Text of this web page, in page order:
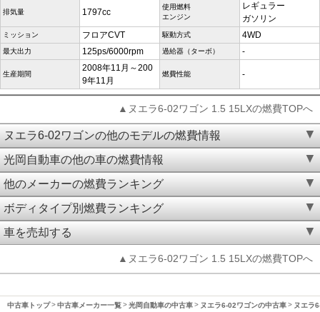
排気量 1797cc
使用燃料
エンジン
レギュラー
ガソリン
ミッション フロアCVT 駆動方式 4WD
最大出力 125ps/6000rpm 過給器（ターボ） -
生産期間
2008年11月～200
9年11月
燃費性能 -
▲ヌエラ6-02ワゴン 1.5 15LXの燃費TOPへ
ヌエラ6-02ワゴンの他のモデルの燃費情報
光岡自動車の他の車の燃費情報
他のメーカーの燃費ランキング
ボディタイプ別燃費ランキング
車を売却する
▲ヌエラ6-02ワゴン 1.5 15LXの燃費TOPへ
中古車トップ 中古車メーカー一覧 光岡自動車の中古車 ヌエラ6-02ワゴンの中古車 ヌエラ